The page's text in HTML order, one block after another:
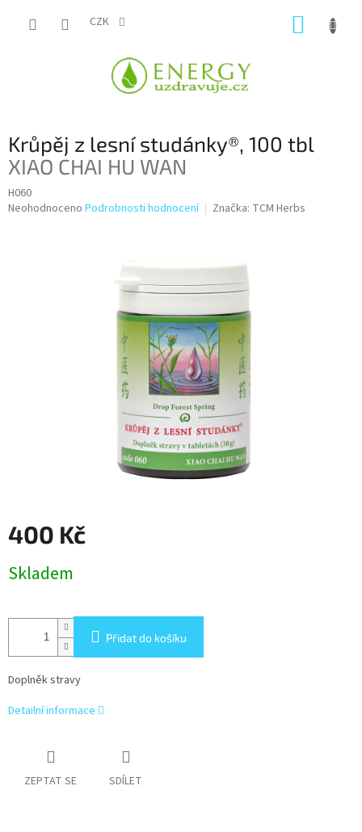
CZK
Krůpěj z lesní studánky®, 100 tbl
XIAO CHAI HU WAN
H060
Průměrné
Neohodnoceno Podrobnosti hodnocení Značka: TCM Herbs
400 Kč
cena:
Skladem
Přidat do košíku
Doplněk stravy
Detailní informace
ZEPTAT SE SDÍLET